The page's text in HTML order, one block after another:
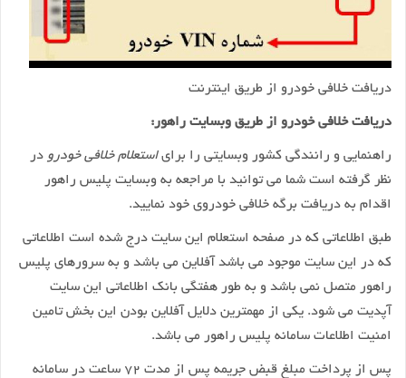
دریافت خلافی خودرو از طریق اینترنت
دریافت خلافی خودرو از طریق وبسایت راهور:
راهنمایی و رانندگی کشور وبسایتی را برایاستعلام خلافی خودرو در
نظر گرفته است شما می توانید با مراجعه به وبسایت پلیس راهور
اقدام به دریافت برگه خلافی خودروی خود نمایید.
طبق اطلاعاتی که در صفحه استعلام این سایت درج شده است اطلاعاتی
که در این سایت موجود می باشد آفلاین می باشد و به سرورهای پلیس
راهور متصل نمی باشد و به طور هفتگی بانک اطلاعاتی این سایت
آپدیت می شود. یکی از مهمترین دلایل آفلاین بودن این بخش تامین
امنیت اطلاعات سامانه پلیس راهور می باشد.
پس از پرداخت مبلغ قبض جریمه پس از مدت ۷۲ ساعت در سامانه